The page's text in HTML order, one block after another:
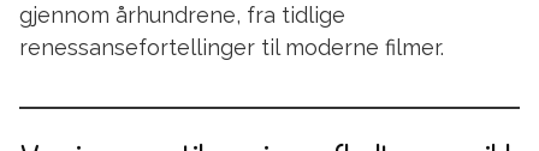
gjennom århundrene, fra tidlige
renessansefortellinger til moderne filmer.